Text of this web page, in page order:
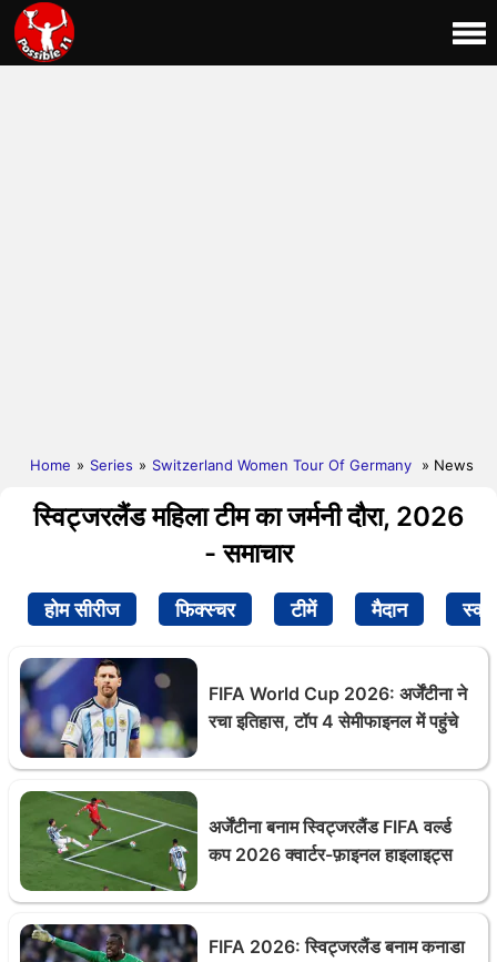
Home » Series » Switzerland Women Tour Of Germany » News
स्विट्जरलैंड महिला टीम का जर्मनी दौरा, 2026
- समाचार
होम सीरीज फिक्स्चर टीमें मैदान
FIFA World Cup 2026: अर्जेंटीना ने
रचा इतिहास, टॉप 4 सेमीफाइनल में पहुंचे
अर्जेंटीना बनाम स्विट्जरलैंड FIFA वर्ल्ड
कप 2026 क्वार्टर-फ़ाइनल हाइलाइट्स
FIFA 2026: स्विट्जरलैंड बनाम कनाडा